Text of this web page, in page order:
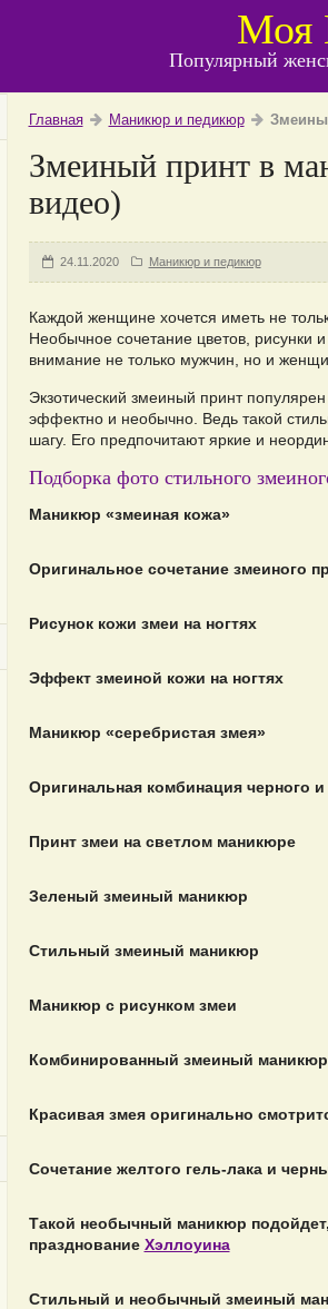
Моя
Популярный
Главная Маникюр и педикюр
Змеиный принт в
видео)
24.11.2020 Маникюр и педикюр
Каждой женщине хочется иметь не
Необычное сочетание цветов, рисунки
внимание не только мужчин, но и
Экзотический змеиный принт
эффектно и необычно. Ведь такой
шагу. Его предпочитают яркие и
Подборка фото стильного
Маникюр «змеиная кожа»
Оригинальное сочетание змеиного
Рисунок кожи змеи на ногтях
Эффект змеиной кожи на ногтях
Маникюр «серебристая змея»
Оригинальная комбинация черного
Принт змеи на светлом маникюре
Зеленый змеиный маникюр
Стильный змеиный маникюр
Маникюр с рисунком змеи
Комбинированный змеиный маникюр
Красивая змея оригинально
Сочетание желтого гель-лака и
Такой необычный маникюр подойдет,
празднование Хэллоуина
Стильный и необычный змеиный